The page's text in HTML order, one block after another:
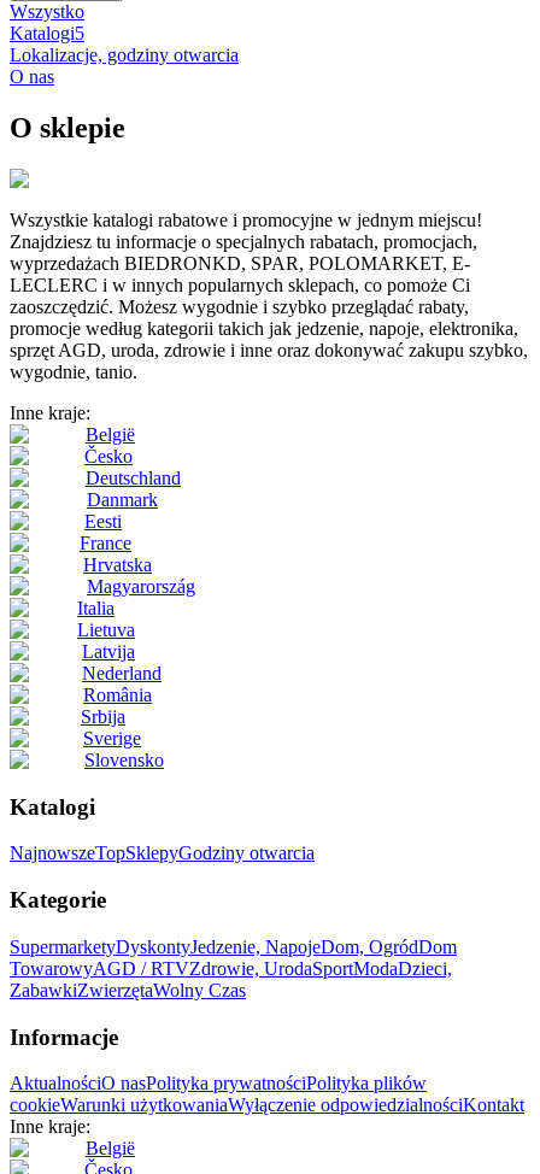
Wszystko
Katalogi5
Lokalizacje, godziny otwarcia
O nas
O sklepie
Wszystkie katalogi rabatowe i promocyjne w jednym miejscu!
Znajdziesz tu informacje o specjalnych rabatach, promocjach,
wyprzedażach BIEDRONKD, SPAR, POLOMARKET, E-
LECLERC i w innych popularnych sklepach, co pomoże Ci
zaoszczędzić. Możesz wygodnie i szybko przeglądać rabaty,
promocje według kategorii takich jak jedzenie, napoje, elektronika,
sprzęt AGD, uroda, zdrowie i inne oraz dokonywać zakupu szybko,
wygodnie, tanio.
Inne kraje:
België
Česko
Deutschland
Danmark
Eesti
France
Hrvatska
Magyarország
Italia
Lietuva
Latvija
Nederland
România
Srbija
Sverige
Slovensko
Katalogi
NajnowszeTopSklepyGodziny otwarcia
Kategorie
SupermarketyDyskontyJedzenie, NapojeDom, OgródDom
TowarowyAGD / RTVZdrowie, UrodaSportModaDzieci,
ZabawkiZwierzętaWolny Czas
Informacje
AktualnościO nasPolityka prywatnościPolityka plików
cookieWarunki użytkowaniaWyłączenie odpowiedzialnościKontakt
Inne kraje:
België